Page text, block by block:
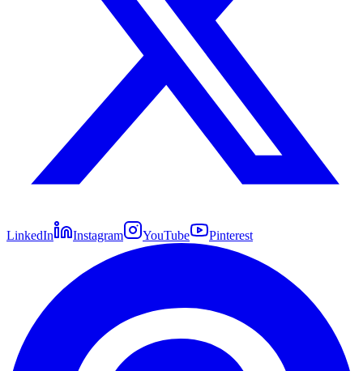
LinkedIn Instagram YouTube Pinterest